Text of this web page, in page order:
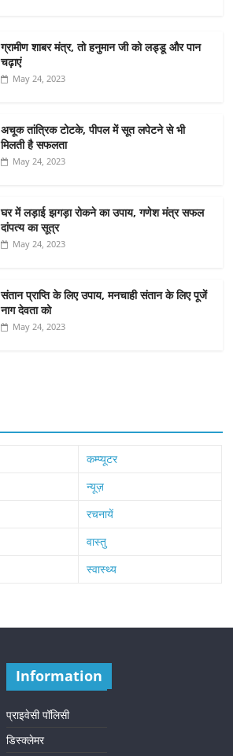
ग्रामीण शाबर मंत्र, तो हनुमान जी को लड्डू और पान
चढ़ाएं
May 24, 2023
अचूक तांत्रिक टोटके, पीपल में सूत लपेटने से भी
मिलती है सफलता
May 24, 2023
घर में लड़ाई झगड़ा रोकने का उपाय, गणेश मंत्र सफल
दांपत्य का सूत्र
May 24, 2023
संतान प्राप्ति के लिए उपाय, मनचाही संतान के लिए पूजें
नाग देवता को
May 24, 2023
कम्प्यूटर
न्यूज़
रचनायें
वास्तु
स्वास्थ्य
Information
प्राइवेसी पॉलिसी
डिस्क्लेमर